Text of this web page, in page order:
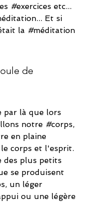
#exercices etc...
Et si
la #méditation
de
par là que lors
notre #corps,
en plaine
corps et l'esprit.
des plus petits
se produisent
un léger
ou une légère